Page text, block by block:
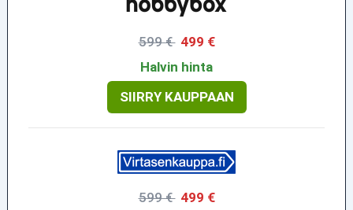
599 € 499 €
Halvin hinta
SIIRRY KAUPPAAN
599 € 499 €